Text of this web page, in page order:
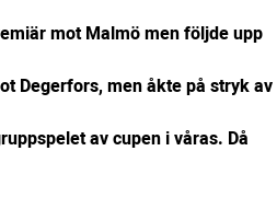
mot Malmö men följde upp
Degerfors, men åkte på stryk av
av cupen i våras. Då